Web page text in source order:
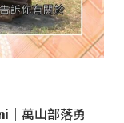
｜萬山部落勇